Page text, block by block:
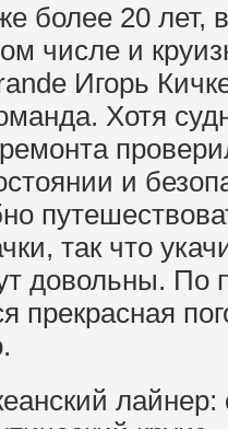
более 20 лет,
числе и
Игорь
Хотя
и
так что
довольны. По
прекрасная
лайнер: